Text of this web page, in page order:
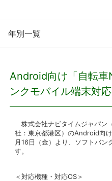
プレスリリース
おしらせ
年別一覧
Android向け「自転
ンクモバイル端末対
株式会社ナビタイムジャパン
社：東京都港区）のAndroid向
月16日（金）より、ソフトバン
す。
＜対応機種・対応OS＞